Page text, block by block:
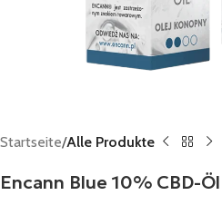
Startseite Alle Produkte
Encann Blue 10% CBD-